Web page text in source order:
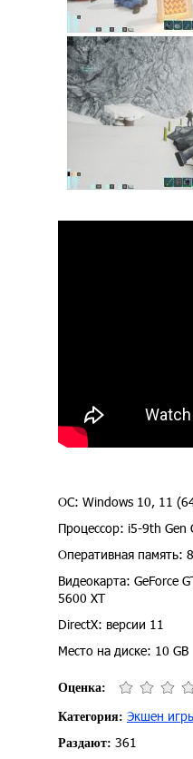
ОС: Windows 10, 11
Процессор: i5-9th Gen
Оперативная память:
Видеокарта: GeForce
5600 XT
DirectX: версии 11
Место на диске: 10 GB
Оценка:
Категория: Экшен
Раздают: 361